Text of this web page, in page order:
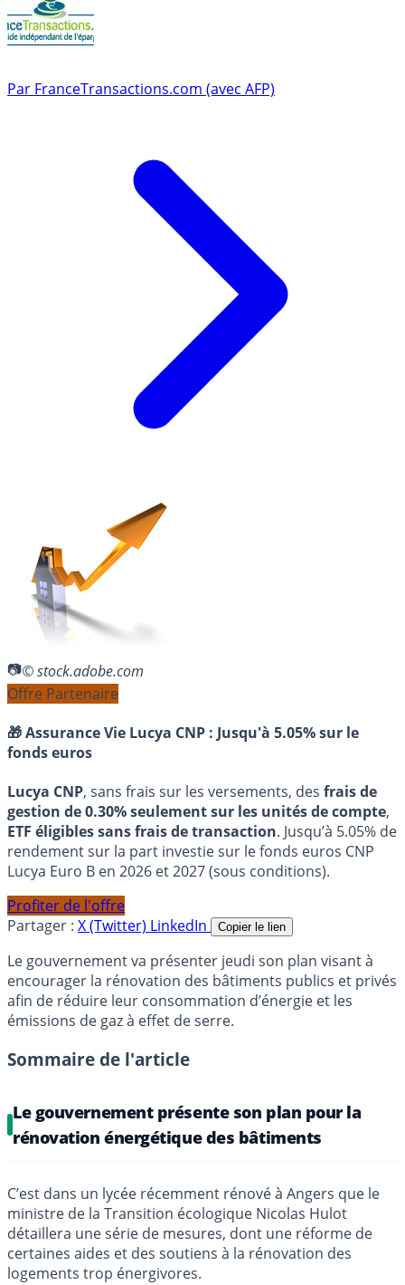
Par FranceTransactions.com (avec AFP)
© stock.adobe.com
Offre Partenaire
🎁 Assurance Vie Lucya CNP : Jusqu'à 5.05% sur le
fonds euros
Lucya CNP, sans frais sur les versements, des frais de
gestion de 0.30% seulement sur les unités de compte,
ETF éligibles sans frais de transaction. Jusqu’à 5.05% de
rendement sur la part investie sur le fonds euros CNP
Lucya Euro B en 2026 et 2027 (sous conditions).
Profiter de l'offre
Partager : X (Twitter) LinkedIn Copier le lien
Le gouvernement va présenter jeudi son plan visant à
encourager la rénovation des bâtiments publics et privés
afin de réduire leur consommation d’énergie et les
émissions de gaz à effet de serre.
Sommaire de l'article
Le gouvernement présente son plan pour la
rénovation énergétique des bâtiments
C’est dans un lycée récemment rénové à Angers que le
ministre de la Transition écologique Nicolas Hulot
détaillera une série de mesures, dont une réforme de
certaines aides et des soutiens à la rénovation des
logements trop énergivores.